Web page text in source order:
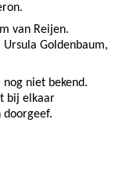
van Reijen.
Goldenbaum,
niet bekend.
bij elkaar
doorgeef.